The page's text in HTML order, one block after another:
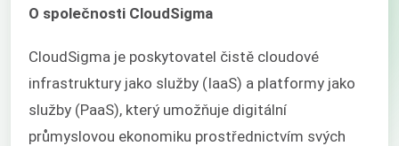
O společnosti CloudSigma
CloudSigma je poskytovatel čistě cloudové
infrastruktury jako služby (IaaS) a platformy jako
služby (PaaS), který umožňuje digitální
průmyslovou ekonomiku prostřednictvím svých